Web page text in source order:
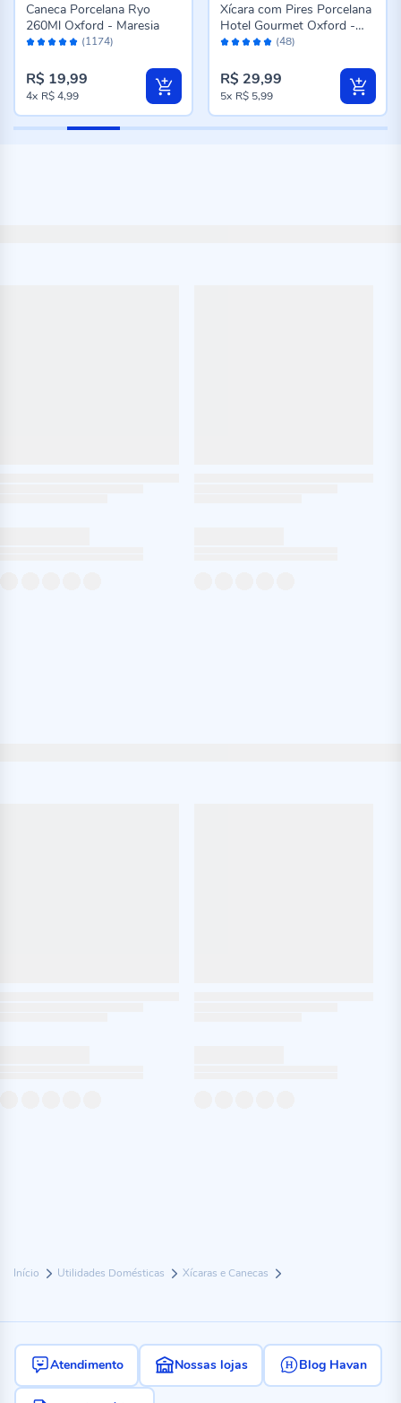
Início Utilidades Domésticas Xícaras e Canecas
Avaliação: (1174)
Caneca Porcelana Ryo
260Ml Oxford - Maresia
R$ 19,99
4x R$ 4,99
Avaliação: (48)
Xícara com Pires Porcelana
Hotel Gourmet Oxford -
200 ml
R$ 29,99
5x R$ 5,99
Atendimento Nossas lojas Blog Havan